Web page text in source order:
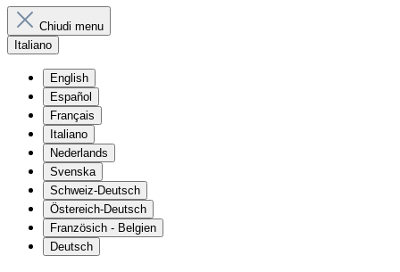
Chiudi menu
Italiano
English
Español
Français
Italiano
Nederlands
Svenska
Schweiz-Deutsch
Östereich-Deutsch
Französich - Belgien
Deutsch